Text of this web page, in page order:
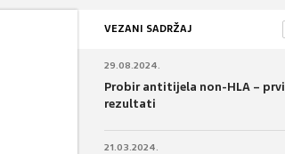
VEZANI SADRŽAJ
29.08.2024.
Probir antitijela non-HLA – prvi
rezultati
21.03.2024.